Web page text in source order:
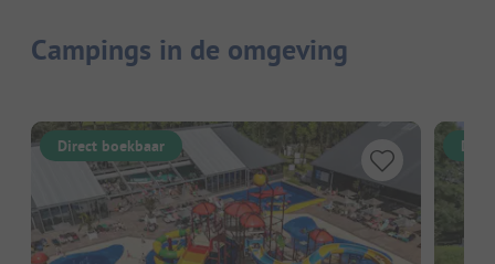
Campings in de omgeving
Direct boekbaar